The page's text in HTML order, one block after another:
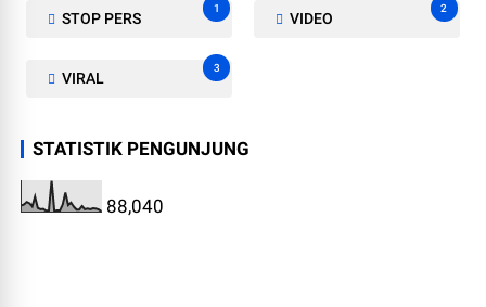
STOP PERS
1
VIDEO
2
VIRAL
3
STATISTIK PENGUNJUNG
88,040